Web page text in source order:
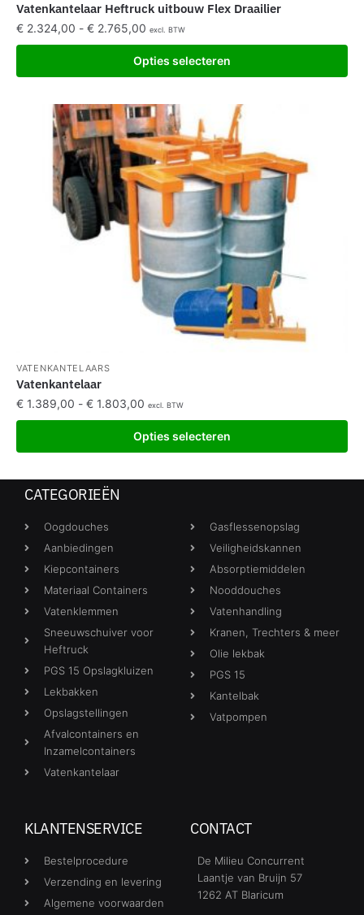
Vatenkantelaar Heftruck uitbouw Flex Draailier
€ 2.324,00 - € 2.765,00 excl. BTW
Opties selecteren
VATENKANTELAARS
Vatenkantelaar
€ 1.389,00 - € 1.803,00 excl. BTW
Opties selecteren
CATEGORIEËN
Oogdouches
Aanbiedingen
Kiepcontainers
Materiaal Containers
Vatenklemmen
Sneeuwschuiver voor
Heftruck
PGS 15 Opslagkluizen
Lekbakken
Opslagstellingen
Afvalcontainers en
Inzamelcontainers
Vatenkantelaar
Gasflessenopslag
Veiligheidskannen
Absorptiemiddelen
Nooddouches
Vatenhandling
Kranen, Trechters & meer
Olie lekbak
PGS 15
Kantelbak
Vatpompen
KLANTENSERVICE
Bestelprocedure
Verzending en levering
Algemene voorwaarden
CONTACT
De Milieu Concurrent
Laantje van Bruijn 57
1262 AT Blaricum